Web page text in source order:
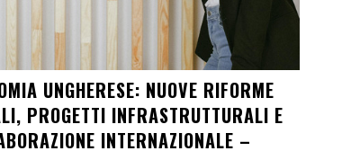
UNGHERESE: NUOVE RIFORME
PROGETTI INFRASTRUTTURALI E
INTERNAZIONALE –